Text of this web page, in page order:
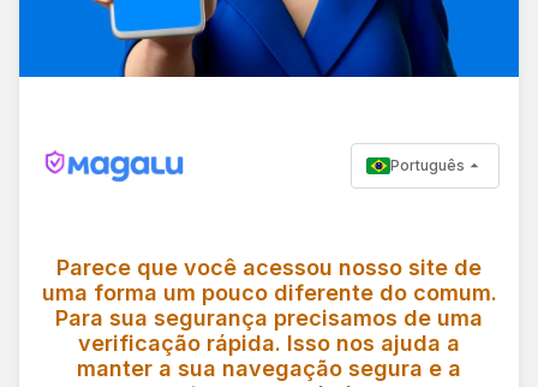
Português
Parece que você acessou nosso site de
uma forma um pouco diferente do comum.
Para sua segurança precisamos de uma
verificação rápida. Isso nos ajuda a
manter a sua navegação segura e a